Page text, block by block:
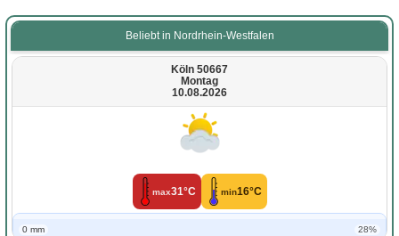
Beliebt in Nordrhein-Westfalen
Köln 50667
Montag
10.08.2026
max31°C min16°C
0 mm 28%